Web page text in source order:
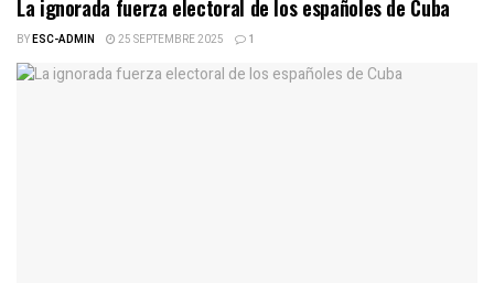
La ignorada fuerza electoral de los españoles de Cuba
BYESC-ADMIN 25 SEPTEMBRE 2025 1